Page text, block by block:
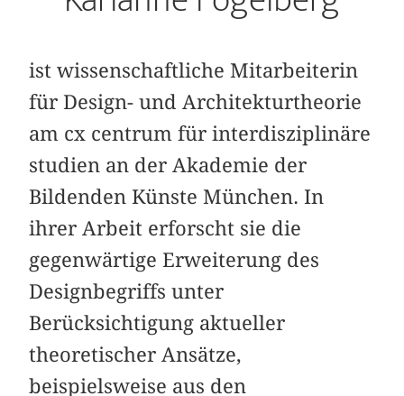
ist wissenschaftliche Mitarbeiterin
für Design- und Architekturtheorie
am cx centrum für interdisziplinäre
studien an der Akademie der
Bildenden Künste München. In
ihrer Arbeit erforscht sie die
gegenwärtige Erweiterung des
Designbegriffs unter
Berücksichtigung aktueller
theoretischer Ansätze,
beispielsweise aus den